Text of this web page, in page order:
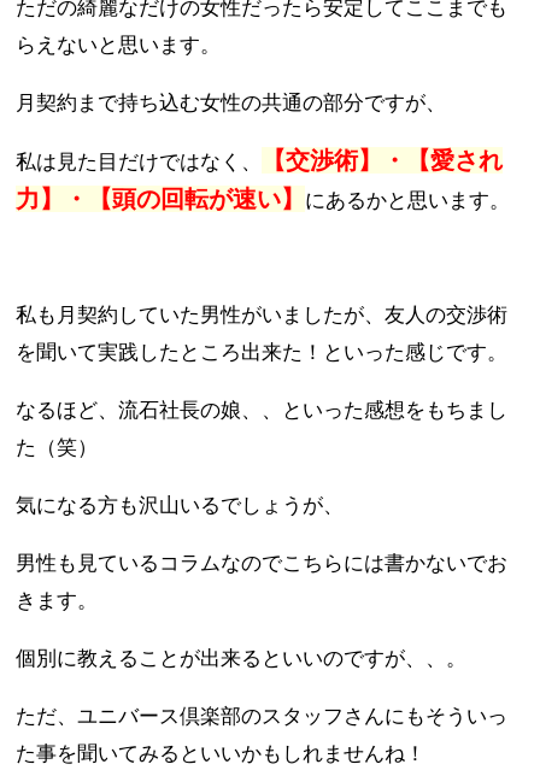
ただの綺麗なだけの女性だったら安定してここまでも
らえないと思います。
月契約まで持ち込む女性の共通の部分ですが、
私は見た目だけではなく、
【交渉術】・【愛され
力】・【頭の回転が速い】 にあるかと思います。
私も月契約していた男性がいましたが、友人の交渉術
を聞いて実践したところ出来た！といった感じです。
なるほど、流石社長の娘、、といった感想をもちまし
た（笑）
気になる方も沢山いるでしょうが、
男性も見ているコラムなのでこちらには書かないでお
きます。
個別に教えることが出来るといいのですが、、。
ただ、ユニバース倶楽部のスタッフさんにもそういっ
た事を聞いてみるといいかもしれませんね！